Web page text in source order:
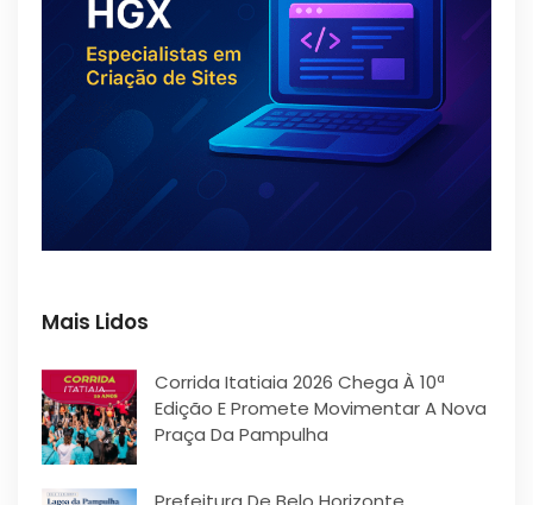
Mais Lidos
Corrida Itatiaia 2026 Chega À 10ª
Edição E Promete Movimentar A Nova
Praça Da Pampulha